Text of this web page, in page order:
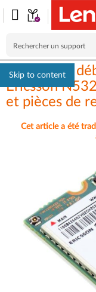
Skip to content
HSPA haut
Ericsson
et pièces de
Cet article a été